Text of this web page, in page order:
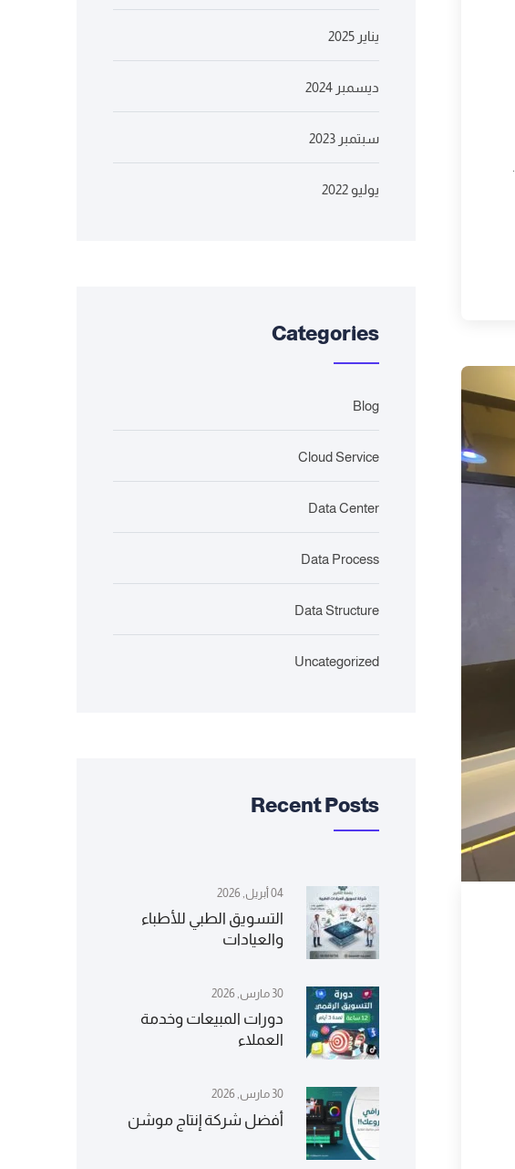
يناير 2025
ديسمبر 2024
سبتمبر 2023
يوليو 2022
Categories
Blog
Cloud Service
Data Center
Data Process
Data Structure
Uncategorized
Recent Posts
04 أبريل, 2026
التسويق الطبي للأطباء
والعيادات
30 مارس, 2026
دورات المبيعات وخدمة
العملاء
30 مارس, 2026
أفضل شركة إنتاج موشن